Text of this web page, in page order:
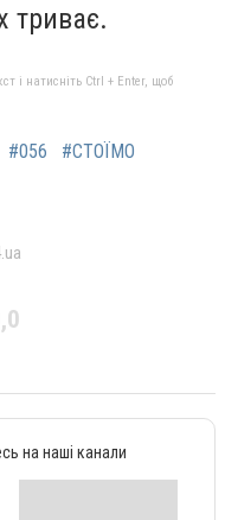
триває.
і натисніть Ctrl + Enter, щоб
#056
#СТОЇМО
на наші канали